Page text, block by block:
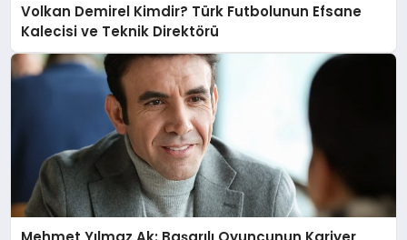
Volkan Demirel Kimdir? Türk Futbolunun Efsane
Kalecisi ve Teknik Direktörü